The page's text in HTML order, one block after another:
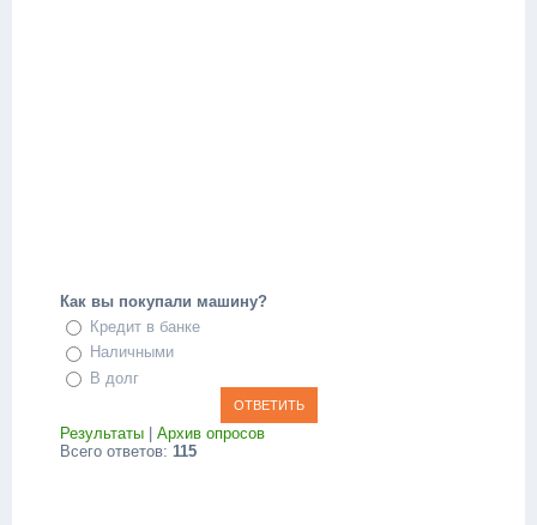
Как вы покупали машину?
Кредит в банке
Наличными
В долг
Результаты
Архив опросов
Всего ответов: 115